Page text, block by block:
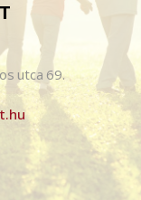
utca 69.